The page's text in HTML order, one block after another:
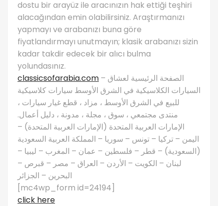
dostu bir arayüz ile aracınızın hak ettiği teşhiri
alacağından emin olabilirsiniz. Araştırmanızı
yapmayı ve arabanızı buna göre
fiyatlandırmayı unutmayın; klasik arabanızı sizin
kadar takdir edecek bir alıcı bulma
yolundasınız.
classicsofarabia.com – الصفحة الرئيسية لعشاق
السيارات الكلاسيكية في الشرق الأوسط سيارات كلاسيكية
للبيع في الشرق الأوسط ، مزاد ، قطع غيار سيارات ،
منتدى مجتمعي ، سوق ، مجلة ، مدونة ، دليل أعمال.
الإمارات العربية المتحدة (الإمارات العربية المتحدة) –
اليمن – تركيا – تونس – سوريا – المملكة العربية السعودية
(السعودية) – قطر – فلسطين – عمان – المغرب – ليبيا –
لبنان – الكويت – الأردن – العراق – مصر – قبرص –
البحرين – الجزائر
[mc4wp_form id=24194]
click here